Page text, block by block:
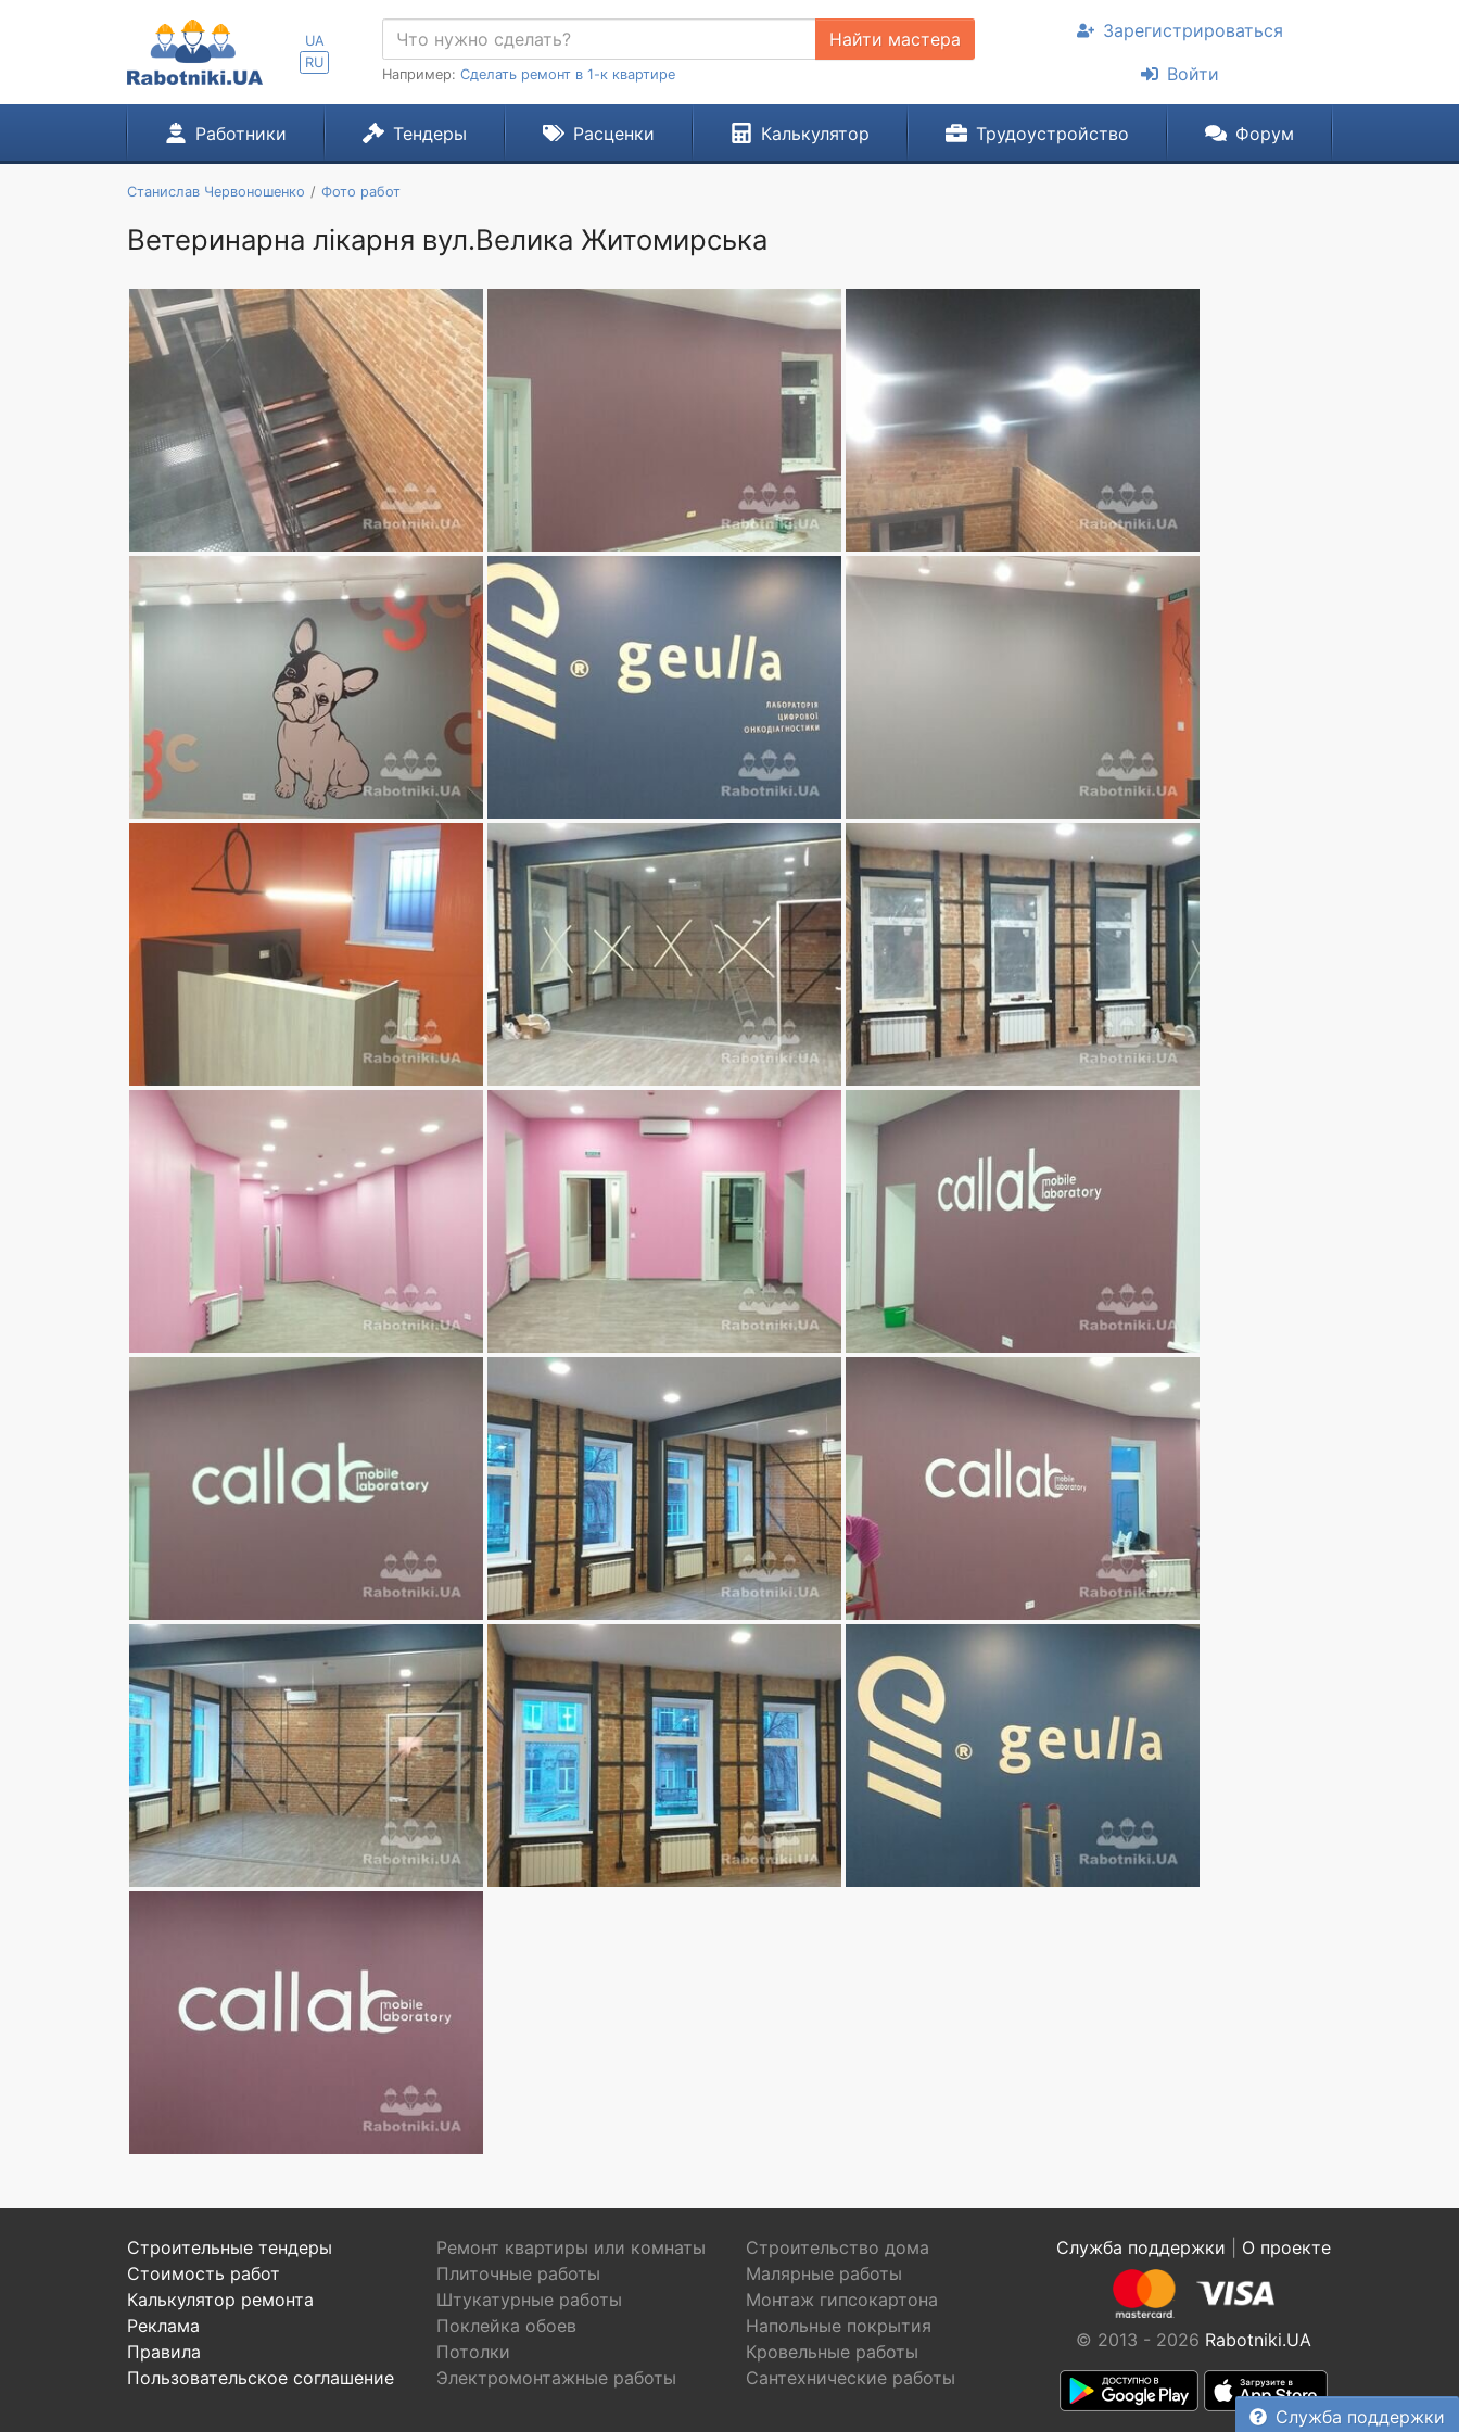
UA
RU
Найти мастера
Например: Сделать ремонт в 1-к квартире
Зарегистрироваться
Войти
Работники Тендеры Расценки Калькулятор Трудоустройство Форум
Станислав Червоношенко Фото работ
Ветеринарна лікарня вул.Велика Житомирська
Служба поддержки
Строительные тендеры
Стоимость работ
Калькулятор ремонта
Реклама
Правила
Пользовательское соглашение
Ремонт квартиры или комнаты
Строительство дома
Плиточные работы
Малярные работы
Штукатурные работы
Монтаж гипсокартона
Поклейка обоев
Напольные покрытия
Потолки
Кровельные работы
Электромонтажные работы
Сантехнические работы
Служба поддержки О проекте
© 2013 - 2026 Rabotniki.UA